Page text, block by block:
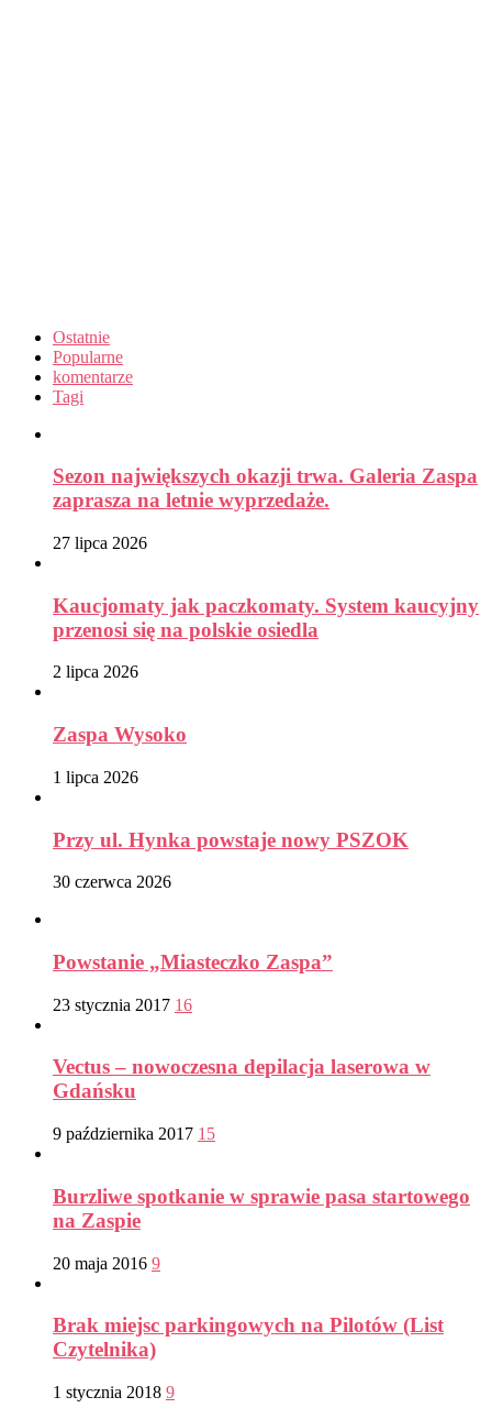
Ostatnie
Popularne
komentarze
Tagi
Sezon największych okazji trwa. Galeria Zaspa
zaprasza na letnie wyprzedaże.
27 lipca 2026
Kaucjomaty jak paczkomaty. System kaucyjny
przenosi się na polskie osiedla
2 lipca 2026
Zaspa Wysoko
1 lipca 2026
Przy ul. Hynka powstaje nowy PSZOK
30 czerwca 2026
Powstanie „Miasteczko Zaspa”
23 stycznia 2017 16
Vectus – nowoczesna depilacja laserowa w
Gdańsku
9 października 2017 15
Burzliwe spotkanie w sprawie pasa startowego
na Zaspie
20 maja 2016 9
Brak miejsc parkingowych na Pilotów (List
Czytelnika)
1 stycznia 2018 9